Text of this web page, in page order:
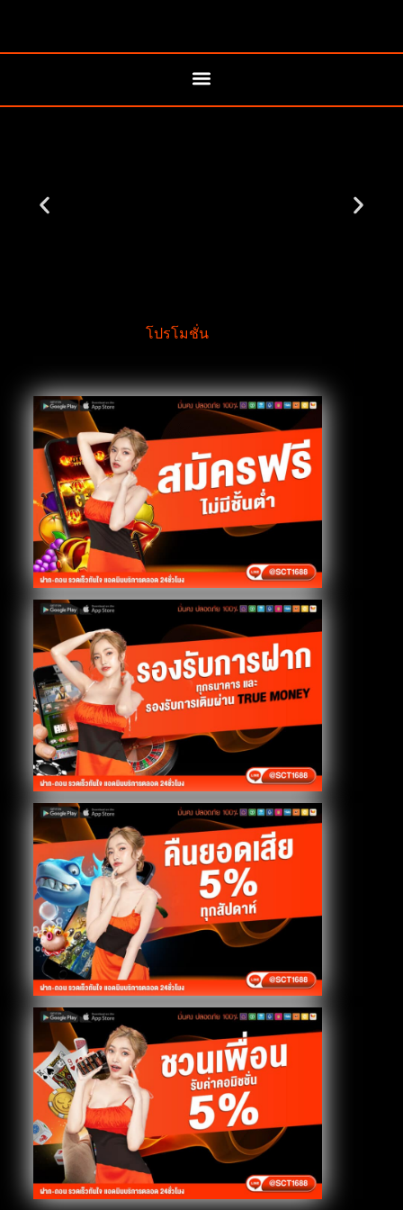
โปรโมชั่น